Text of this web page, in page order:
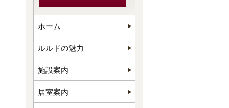
ホーム
ルルドの魅力
施設案内
居室案内